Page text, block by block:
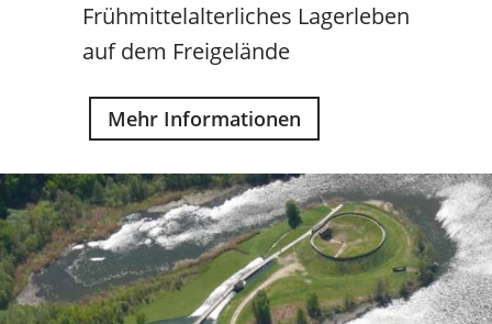
Frühmittelalterliches Lagerleben
auf dem Freigelände
Mehr Informationen